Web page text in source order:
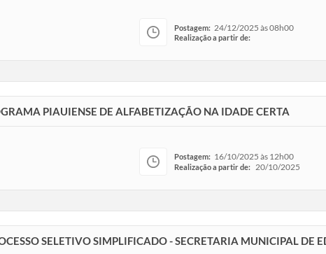
Postagem: 24/12/2025 às 08h00
Realização a partir de:
PIAUIENSE DE ALFABETIZAÇÃO NA IDADE CERTA
Postagem: 16/10/2025 às 12h00
Realização a partir de: 20/10/2025
SELETIVO SIMPLIFICADO - SECRETARIA MUNICIPAL DE